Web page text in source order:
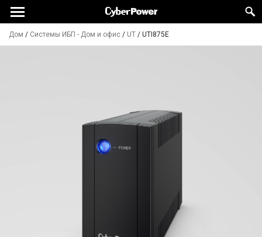
Дом / Системы ИБП - Дом и офис / UT / UTI875E